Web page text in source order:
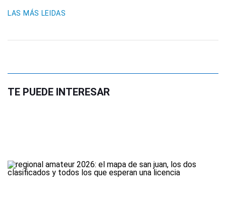
LAS MÁS LEIDAS
TE PUEDE INTERESAR